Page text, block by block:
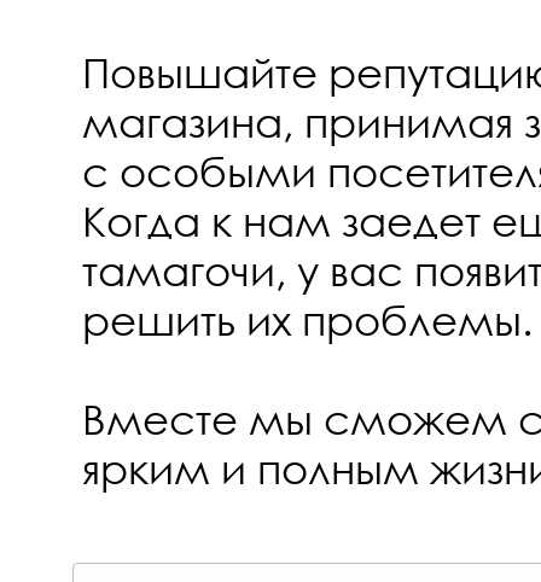
Повышайте
магазина, принимая
с особыми
Когда к нам заедет
тамагочи, у вас
решить их проблемы.
Вместе мы сможем
ярким и полным